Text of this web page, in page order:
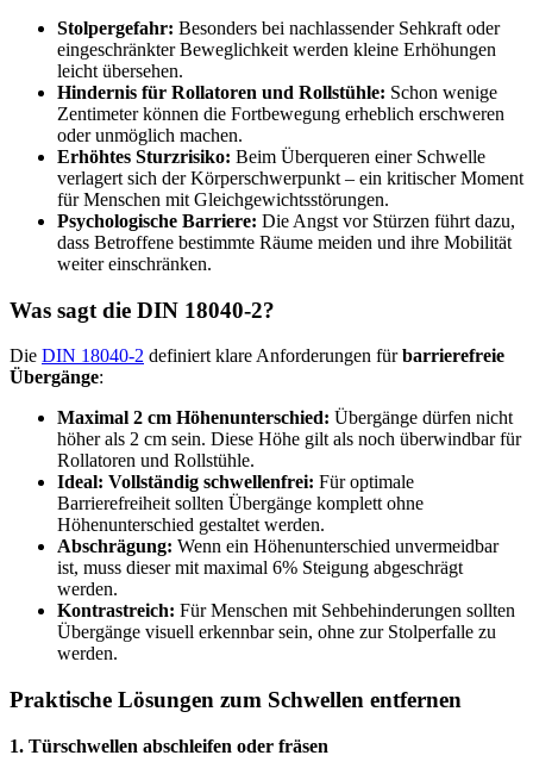
Stolpergefahr: Besonders bei nachlassender Sehkraft oder
eingeschränkter Beweglichkeit werden kleine Erhöhungen
leicht übersehen.
Hindernis für Rollatoren und Rollstühle: Schon wenige
Zentimeter können die Fortbewegung erheblich erschweren
oder unmöglich machen.
Erhöhtes Sturzrisiko: Beim Überqueren einer Schwelle
verlagert sich der Körperschwerpunkt – ein kritischer Moment
für Menschen mit Gleichgewichtsstörungen.
Psychologische Barriere: Die Angst vor Stürzen führt dazu,
dass Betroffene bestimmte Räume meiden und ihre Mobilität
weiter einschränken.
Was sagt die DIN 18040-2?
Die DIN 18040-2 definiert klare Anforderungen fürbarrierefreie
Übergänge:
Maximal 2 cm Höhenunterschied: Übergänge dürfen nicht
höher als 2 cm sein. Diese Höhe gilt als noch überwindbar für
Rollatoren und Rollstühle.
Ideal: Vollständig schwellenfrei: Für optimale
Barrierefreiheit sollten Übergänge komplett ohne
Höhenunterschied gestaltet werden.
Abschrägung: Wenn ein Höhenunterschied unvermeidbar
ist, muss dieser mit maximal 6% Steigung abgeschrägt
werden.
Kontrastreich: Für Menschen mit Sehbehinderungen sollten
Übergänge visuell erkennbar sein, ohne zur Stolperfalle zu
werden.
Praktische Lösungen zum Schwellen entfernen
1. Türschwellen abschleifen oder fräsen